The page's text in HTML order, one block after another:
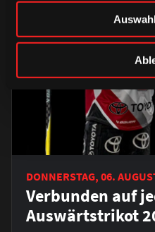
DONNERSTAG, 06.
Verbunden auf
Auswärtstrikot